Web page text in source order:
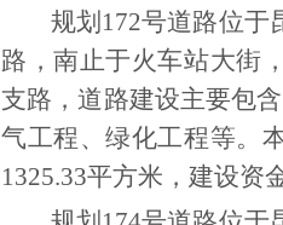
规划 172号道路位于
路，南止于火车站大街
支路，道路建设主要包
气工程、绿化工程等。
1325.33平方米，建设资